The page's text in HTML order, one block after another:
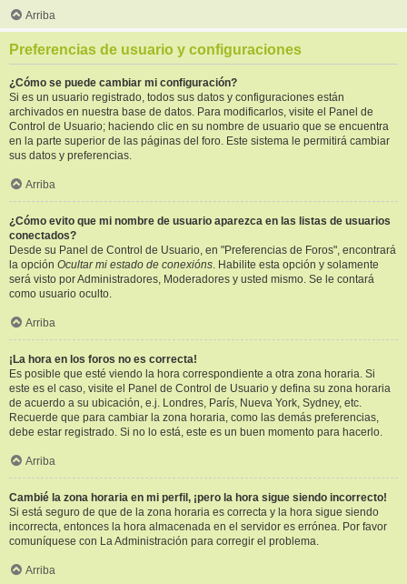
Arriba
Preferencias de usuario y configuraciones
¿Cómo se puede cambiar mi configuración?
Si es un usuario registrado, todos sus datos y configuraciones están
archivados en nuestra base de datos. Para modificarlos, visite el Panel de
Control de Usuario; haciendo clic en su nombre de usuario que se encuentra
en la parte superior de las páginas del foro. Este sistema le permitirá cambiar
sus datos y preferencias.
Arriba
¿Cómo evito que mi nombre de usuario aparezca en las listas de usuarios
conectados?
Desde su Panel de Control de Usuario, en "Preferencias de Foros", encontrará
la opción Ocultar mi estado de conexións. Habilite esta opción y solamente
será visto por Administradores, Moderadores y usted mismo. Se le contará
como usuario oculto.
Arriba
¡La hora en los foros no es correcta!
Es posible que esté viendo la hora correspondiente a otra zona horaria. Si
este es el caso, visite el Panel de Control de Usuario y defina su zona horaria
de acuerdo a su ubicación, e.j. Londres, París, Nueva York, Sydney, etc.
Recuerde que para cambiar la zona horaria, como las demás preferencias,
debe estar registrado. Si no lo está, este es un buen momento para hacerlo.
Arriba
Cambié la zona horaria en mi perfil, ¡pero la hora sigue siendo incorrecto!
Si está seguro de que de la zona horaria es correcta y la hora sigue siendo
incorrecta, entonces la hora almacenada en el servidor es errónea. Por favor
comuníquese con La Administración para corregir el problema.
Arriba